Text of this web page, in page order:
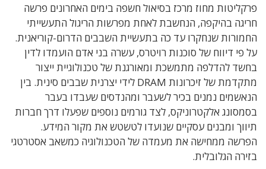
פרקליטות מחוז מרכז בסיאול חשפה בימים האחרונים פרשה
חריגה בהיקפה, הנחשבת לאחת מפרשות הריגול התעשייתי
החמורות שנחקרו עד כה בתעשיית השבבים הדרום-קוריאנית.
על פי דיווח של סוכנות רויטרס, עשרה בני אדם הועמדו לדין
בחשד להדלפה מתמשכת ומאורגנת של טכנולוגיית ייצור
מתקדמת של זיכרונות DRAM לידי יצרנית שבבים סינית. בין
הנאשמים נמנים בכיר לשעבר ומהנדסים שעבדו בעבר
בסמסונג אלקטרוניקס, לצד גורמים נוספים שפעלו דרך חברות
תיווך ומבנים עסקיים שנועדו לטשטש את מקור המידע.
הפרשה ממחישה את מעמדה של הטכנולוגיה כמשאב אסטרטגי
בזירה הגלובלית.